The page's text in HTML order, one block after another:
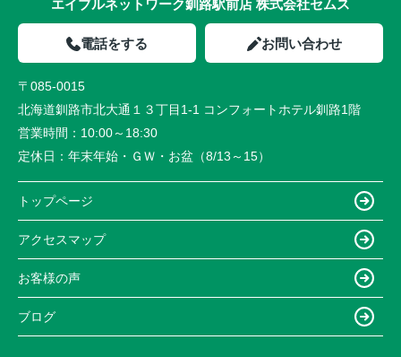
エイブルネットワーク釧路駅前店 株式会社セムス
電話をする お問い合わせ
〒085-0015
北海道釧路市北大通１３丁目1-1 コンフォートホテル釧路1階
営業時間： 10:00～18:30
定休日： 年末年始・ＧＷ・お盆（8/13～15）
トップページ
アクセスマップ
お客様の声
ブログ